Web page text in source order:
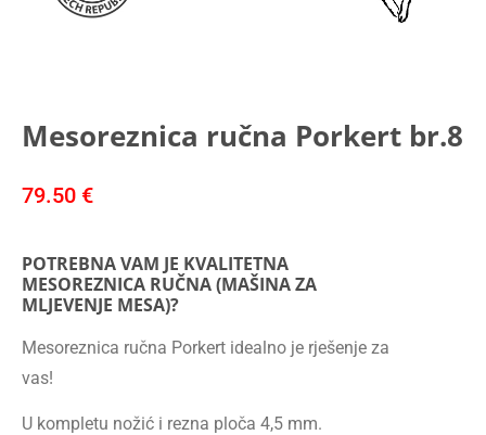
Mesoreznica ručna Porkert br.8
79.50 €
POTREBNA VAM JE KVALITETNA
MESOREZNICA RUČNA (MAŠINA ZA
MLJEVENJE MESA)?
Mesoreznica ručna Porkert idealno je rješenje za
vas!
U kompletu nožić i rezna ploča 4,5 mm.